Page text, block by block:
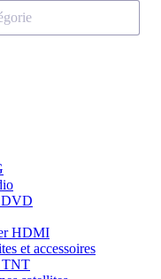
DVD
HDMI
et accessoires
TNT